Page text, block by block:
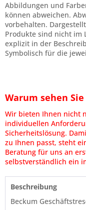
Abbildungen und
können abweichen.
vorbehalten.
Produkte sind nicht im
explizit in der
Symbolisch für die
Warum sehen
Wir bieten Ihnen nicht
individuellen
Sicherheitslösung.
zu Ihnen passt, steht
Beratung für uns an
selbstverständlich ein
Beschreibung
Beckum